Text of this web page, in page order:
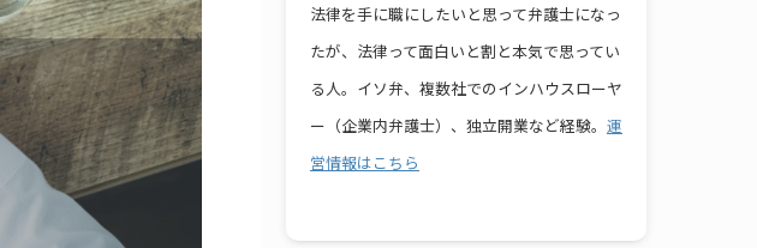
法律を手に職にしたいと思って弁護士になっ
たが、法律って面白いと割と本気で思ってい
る人。イソ弁、複数社でのインハウスローヤ
ー（企業内弁護士）、独立開業など経験。 運
営情報はこちら